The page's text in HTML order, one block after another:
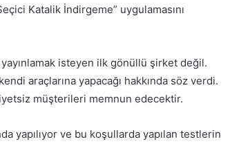
Katalik İndirgeme” uygulamasını
isteyen ilk gönüllü şirket değil.
araçlarına yapacağı hakkında söz verdi.
müşterileri memnun edecektir.
yapılıyor ve bu koşullarda yapılan testlerin